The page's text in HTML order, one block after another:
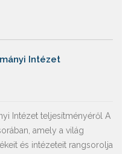
Intézet
Intézet teljesítményéről A
amely a világ
és intézeteit rangsorolja